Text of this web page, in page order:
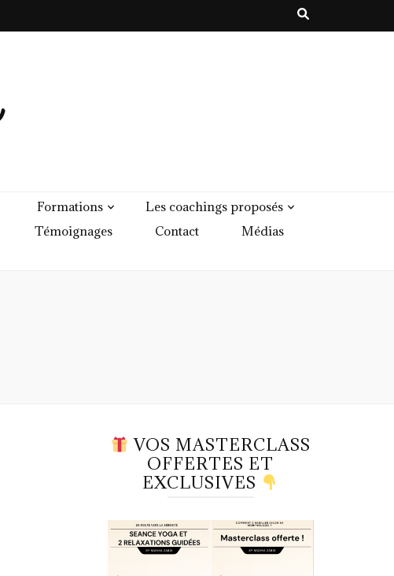
Formations
Les coachings proposés
Témoignages Contact
Médias
VOS MASTERCLASS
OFFERTES ET
EXCLUSIVES